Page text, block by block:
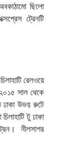
ছিলো
ট্রেনটি
রেলওয়ে
সাল থেকে
ঢাকা উভয় রুটে
টু ঢাকা
নীলসাগর